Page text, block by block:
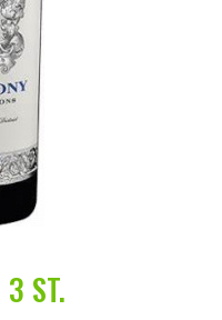
3 ST.